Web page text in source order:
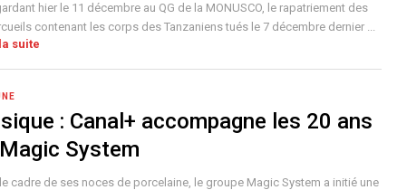
hier le 11 décembre au QG de la MONUSCO, le rapatriement des
contenant les corps des Tanzaniens tués le 7 décembre dernier ...
suite
: Canal+ accompagne les 20 ans
System
cadre de ses noces de porcelaine, le groupe Magic System a initié une